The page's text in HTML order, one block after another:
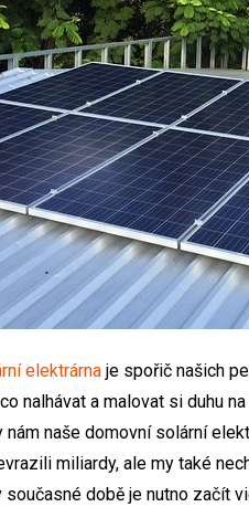
elektrárna je spořič našich
nalhávat a malovat si duhu
nám naše domovní solární
miliardy, ale my také
současné době je nutno začít